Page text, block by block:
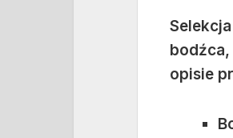
bodźca,
opisie